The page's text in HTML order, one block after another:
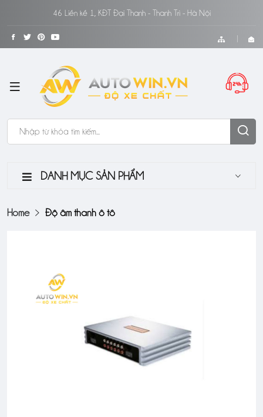
46 Liền kề 1, KĐT Đại Thanh - Thanh Trì - Hà Nội
DANH MỤC SẢN PHẨM
Home Độ âm thanh ô tô